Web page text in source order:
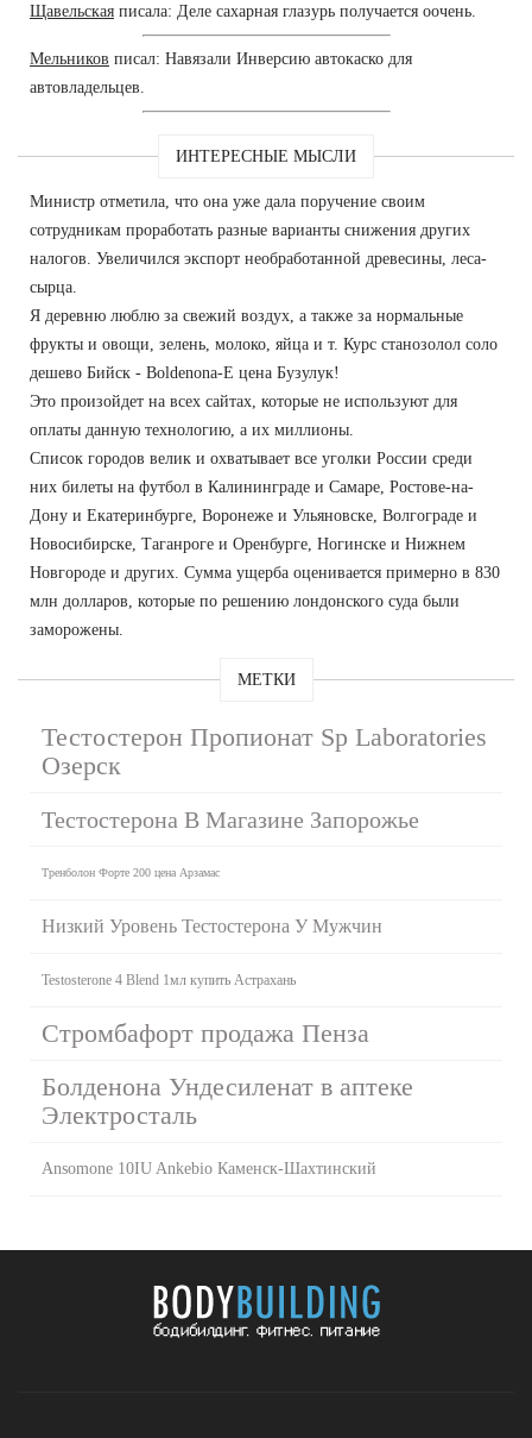
Щавельская писала: Деле сахарная глазурь получается оочень.
Мельников писал: Навязали Инверсию автокаско для
автовладельцев.
ИНТЕРЕСНЫЕ МЫСЛИ
Министр отметила, что она уже дала поручение своим
сотрудникам проработать разные варианты снижения других
налогов. Увеличился экспорт необработанной древесины, леса-
сырца.
Я деревню люблю за свежий воздух, а также за нормальные
фрукты и овощи, зелень, молоко, яйца и т. Курс станозолол соло
дешево Бийск - Boldenona-E цена Бузулук!
Это произойдет на всех сайтах, которые не используют для
оплаты данную технологию, а их миллионы.
Список городов велик и охватывает все уголки России среди
них билеты на футбол в Калининграде и Самаре, Ростове-на-
Дону и Екатеринбурге, Воронеже и Ульяновске, Волгограде и
Новосибирске, Таганроге и Оренбурге, Ногинске и Нижнем
Новгороде и других. Сумма ущерба оценивается примерно в 830
млн долларов, которые по решению лондонского суда были
заморожены.
МЕТКИ
Тестостерон Пропионат Sp Laboratories
Озерск
Тестостерона В Магазине Запорожье
Тренболон Форте 200 цена Арзамас
Низкий Уровень Тестостерона У Мужчин
Testosterone 4 Blend 1мл купить Астрахань
Стромбафорт продажа Пенза
Болденона Ундесиленат в аптеке
Электросталь
Ansomone 10IU Ankebio Каменск-Шахтинский